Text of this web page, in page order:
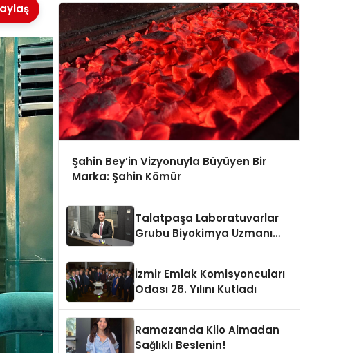
Şahin Bey’in Vizyonuyla Büyüyen Bir
Marka: Şahin Kömür
Talatpaşa Laboratuvarlar
Grubu Biyokimya Uzmanı
İzmir Emlak Komisyoncuları
Odası 26. Yılını Kutladı
Ramazanda Kilo Almadan
Sağlıklı Beslenin!